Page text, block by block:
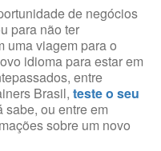
de negócios
para não ter
uma viagem para o
idioma para estar em
entre
Brasil, teste o seu
ou entre em
sobre um novo